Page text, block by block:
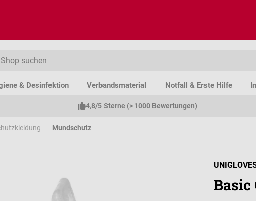
& Desinfektion Verbandsmaterial Notfall & Erste Hilfe
4,8/5 Sterne (> 1000 Bewertungen)
Mundschutz
Basic